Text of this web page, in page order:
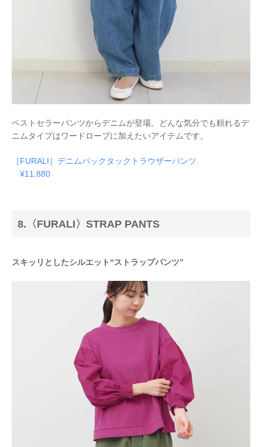
ベストセラーパンツからデニムが登場。どんな気分でも頼れるデ
ニムタイプはワードローブに加えたいアイテムです。
［FURALI］デニムバックタックトラウザーパンツ
¥11,880
8.〈FURALI〉STRAP PANTS
スキッリとしたシルエット“ストラップパンツ”